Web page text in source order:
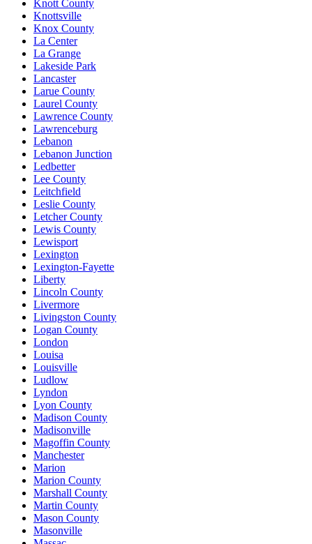
Knott County
Knottsville
Knox County
La Center
La Grange
Lakeside Park
Lancaster
Larue County
Laurel County
Lawrence County
Lawrenceburg
Lebanon
Lebanon Junction
Ledbetter
Lee County
Leitchfield
Leslie County
Letcher County
Lewis County
Lewisport
Lexington
Lexington-Fayette
Liberty
Lincoln County
Livermore
Livingston County
Logan County
London
Louisa
Louisville
Ludlow
Lyndon
Lyon County
Madison County
Madisonville
Magoffin County
Manchester
Marion
Marion County
Marshall County
Martin County
Mason County
Masonville